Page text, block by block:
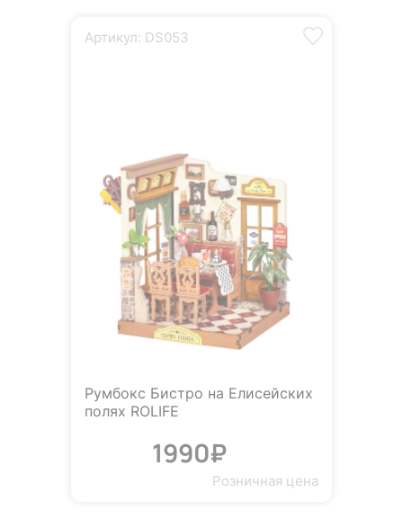
Артикул: DS053
Румбокс Бистро на Елисейских
полях ROLIFE
1990₽
Розничная цена